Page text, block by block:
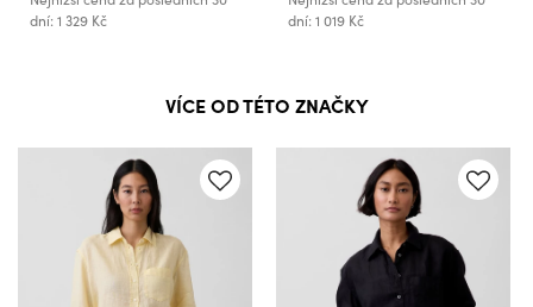
dní: 1 329 Kč
dní: 1 019 Kč
VÍCE OD TÉTO ZNAČKY